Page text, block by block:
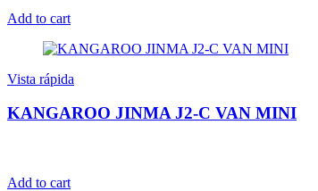
Add to cart
Vista rápida
KANGAROO JINMA J2-C VAN MINI
Add to cart